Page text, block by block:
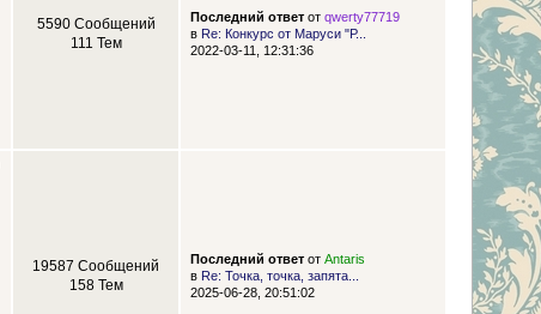
5590 Сообщений
111 Тем
Последний ответот qwerty77719
в Re: Конкурс от Маруси "Р...
2022-03-11, 12:31:36
19587 Сообщений
158 Тем
Последний ответот Antaris
в Re: Точка, точка, запята...
2025-06-28, 20:51:02